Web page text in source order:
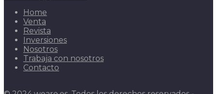
Home
Venta
Revista
Inversiones
Nosotros
Trabaja con nosotros
Contacto